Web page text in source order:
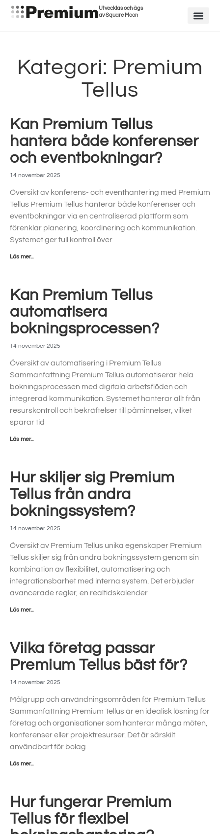
Utvecklas och ägs
av Square Moon
Kategori: Premium
Tellus
Kan Premium Tellus
hantera både konferenser
och eventbokningar?
14 november 2025
Översikt av konferens- och eventhantering med Premium
Tellus Premium Tellus hanterar både konferenser och
eventbokningar via en centraliserad plattform som
förenklar planering, koordinering och kommunikation.
Systemet ger full kontroll över
Läs mer...
Kan Premium Tellus
automatisera
bokningsprocessen?
14 november 2025
Översikt av automatisering i Premium Tellus
Sammanfattning Premium Tellus automatiserar hela
bokningsprocessen med digitala arbetsflöden och
integrerad kommunikation. Systemet hanterar allt från
resurskontroll och bekräftelser till påminnelser, vilket
sparar tid
Läs mer...
Hur skiljer sig Premium
Tellus från andra
bokningssystem?
14 november 2025
Översikt av Premium Tellus unika egenskaper Premium
Tellus skiljer sig från andra bokningssystem genom sin
kombination av flexibilitet, automatisering och
integrationsbarhet med interna system. Det erbjuder
avancerade regler, en realtidskalender
Läs mer...
Vilka företag passar
Premium Tellus bäst för?
14 november 2025
Målgrupp och användningsområden för Premium Tellus
Sammanfattning Premium Tellus är en idealisk lösning för
företag och organisationer som hanterar många möten,
konferenser eller projektresurser. Det är särskilt
användbart för bolag
Läs mer...
Hur fungerar Premium
Tellus för flexibel